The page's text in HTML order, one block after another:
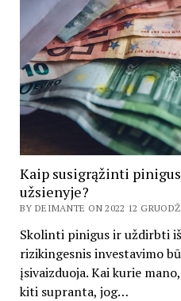
Kaip susigrąžinti
užsienyje?
BY DEIMANTE ON 2022 12
Skolinti pinigus ir uždirbti
rizikingesnis investavimo
įsivaizduoja. Kai kurie
kiti supranta, jog…